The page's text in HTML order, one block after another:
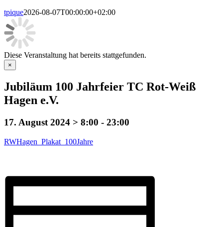
tpique2026-08-07T00:00:00+02:00
Diese Veranstaltung hat bereits stattgefunden.
×
Jubiläum 100 Jahrfeier TC Rot-Weiß
Hagen e.V.
17. August 2024 > 8:00 - 23:00
RWHagen_Plakat_100Jahre